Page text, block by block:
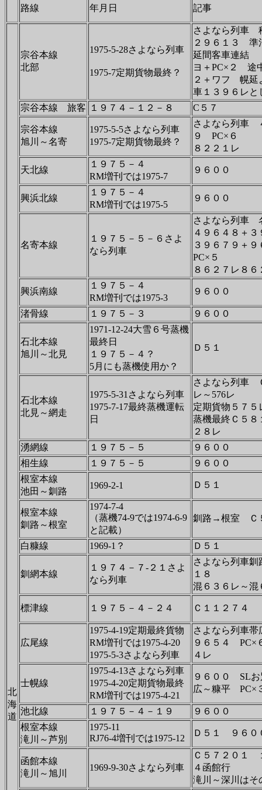
路線 年月日 記事
北
海
道
宗谷本線
北部
1975-5-28さよなら列車
1975-7定期貨物最終？
さよなら列車
２９６１３ 準
延間客車連結
ヨ＋PC×２ 途
２＋ワフ 幌延
車１３９６レと
宗谷本線 旅客
１９７４－１２－８ C５７
宗谷本線
旭川～名寄
1975-5-5さよなら列車
1975-7定期貨物最終？
さよなら列車
９ PC×６
８２２１レ
天北線
１９７５－４
RM増刊では1975-7
９６００
興浜北線
１９７５－４
RM増刊では1975-5
９６００
名寄本線
１９７５－５－６さよ
なら列車
さよなら列車
４９６４８＋
３９６７９＋
PC×５
８６２７レ８６
興浜南線
１９７５－４
RM増刊では1975-3
９６００
渚骨線 １９７５－３ ９６００
石北本線
旭川～北見
1971-12-24大雪６号蒸機
最終日
１９７５－４？
5月にも蒸機使用か？
Ｄ５１
石北本線
北見～網走
1975-5-31さよなら列車
1975-7-17最終蒸機運転
日
さよなら列車
レ～576レ
定期貨物５７５
蒸機最終Ｃ５
２８レ
湧網線
１９７５－５
９６００
相生線
１９７５－５
９６００
根室本線
池田～釧路
1969-2-1 Ｄ５１
根室本線
釧路～根室
1974-7-4
（蒸機74-9では1974-6-9
と記載）
釧路→根室 Ｃ
白糠線 1969-1？ Ｄ５１
釧網本線
１９７４－７-２１さよ
なら列車
さよなら列車
１８
混６３６レ～混
標津線 １９７５－４－２４ Ｃ１１２７４
広尾線
1975-4-19定期最終貨物
RM増刊では1975-4-20
1975-5-3さよなら列車
さよなら列車
９６５４ PC×
４レ
士幌線
1975-4-13さよなら列車
1975-4-20定期貨物最終
RM増刊では1975-4-21
９６００ SL
広～糠平 PC×
池北線 １９７５－４－１９
９６００
根室本線
滝川～芦別
1975-11
RJ76-4増刊では1975-12
Ｄ５１ ９６０
函館本線
滝川～旭川
1969-9-30さよなら列車
Ｃ５７２０１
４函館行
滝川～深川はそ